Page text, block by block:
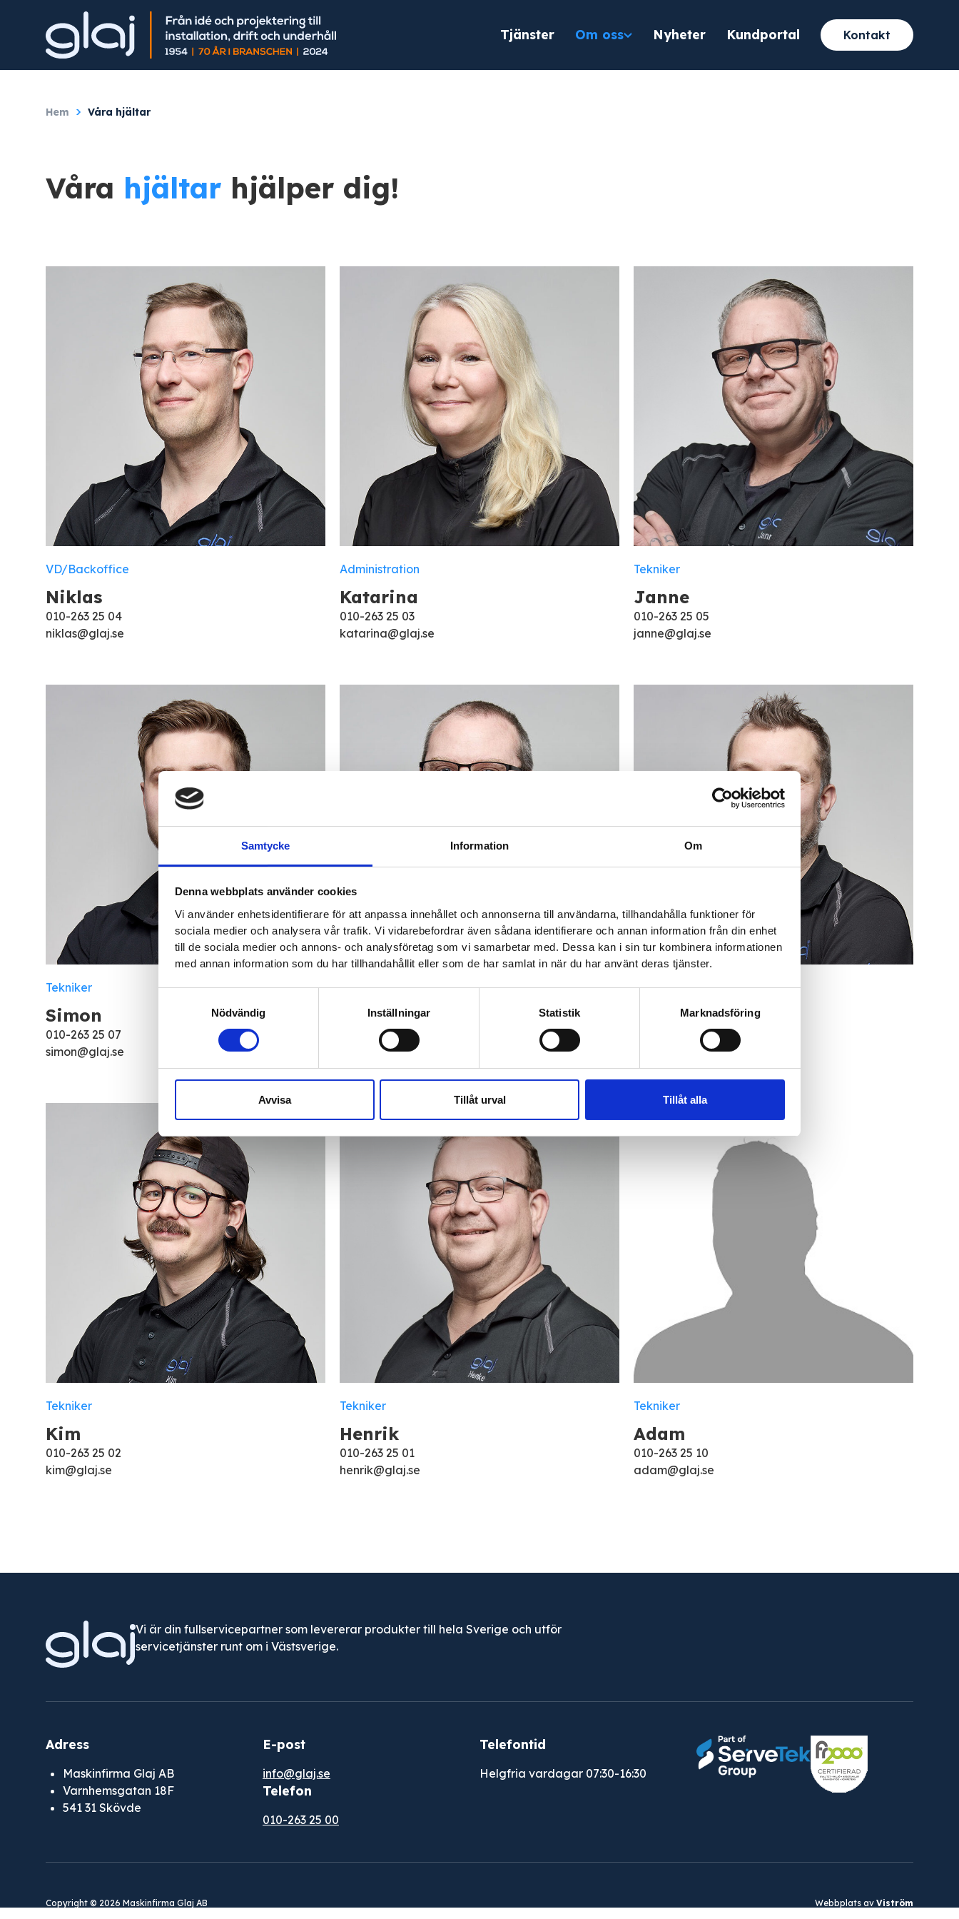
Samtycke Information Om
Denna webbplats använder cookies
Vi använder enhetsidentifierare för att anpassa innehållet och annonserna till användarna, tillhandahålla funktioner för
sociala medier och analysera vår trafik. Vi vidarebefordrar även sådana identifierare och annan information från din enhet
till de sociala medier och annons- och analysföretag som vi samarbetar med. Dessa kan i sin tur kombinera informationen
med annan information som du har tillhandahållit eller som de har samlat in när du har använt deras tjänster.
Nödvändig
Inställningar Statistik Marknadsföring
Avvisa Tillåt urval Tillåt alla
Tjänster Om oss Nyheter Kundportal Kontakt
Hem Våra hjältar
Våra hjältar hjälper dig!
Niklas
VD/Backoffice
010-263 25 04
niklas@glaj.se
Katarina
Administration
010-263 25 03
katarina@glaj.se
Janne
Tekniker
010-263 25 05
janne@glaj.se
Simon
Tekniker
010-263 25 07
simon@glaj.se
Christian
Tekniker
010-263 25 09
christian@glaj.se
Tekniker
010-263 25 06
tony@glaj.se
Kim
Tekniker
010-263 25 02
kim@glaj.se
Henrik
Tekniker
010-263 25 01
henrik@glaj.se
Adam
Tekniker
010-263 25 10
adam@glaj.se
Vi är din fullservicepartner som levererar produkter till hela Sverige och utför
servicetjänster runt om i Västsverige.
Adress
Maskinfirma Glaj AB
Varnhemsgatan 18F
541 31 Skövde
E-post
info@glaj.se
Telefon
010-263 25 00
Telefontid
Helgfria vardagar 07:30-16:30
Copyright © 2026 Maskinfirma Glaj AB Webbplats av Viström